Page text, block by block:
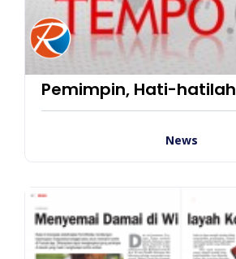
Pemimpin, Hati-hatilah
News